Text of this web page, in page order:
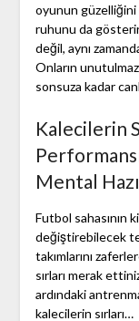
oyunun güzelliğini
ruhunu da
değil, aynı
Onların
sonsuza kadar
Kalecilerin
Mental
Futbol sahasının
değiştirebilecek
takımlarını
sırları merak
ardındaki
kalecilerin sırları…